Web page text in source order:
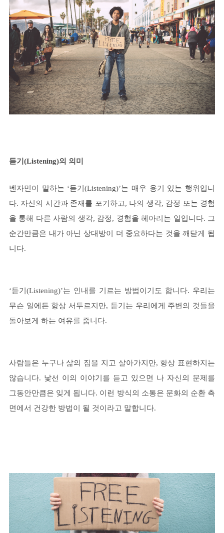
듣기(Listening)의 의미
벤자민이 말하는 ‘듣기(Listening)’는 매우 용기 있는 행위입니
다. 자신의 시간과 존재를 포기하고, 나의 생각, 감정 또는 경험
을 통해 다른 사람의 생각, 감정, 경험을 헤아리는 일입니다. 그
순간만큼은 내가 아닌 상대방이 더 중요하다는 것을 깨닫게 됩
니다.
‘듣기(Listening)’는 인내를 기르는 방법이기도 합니다. 우리는
무슨 일에든 항상 서두르지만, 듣기는 우리에게 주변의 것들을
돌아보게 하는 여유를 줍니다.
사람들은 누구나 삶의 짐을 지고 살아가지만, 항상 표현하지는
않습니다. 낯선 이의 이야기를 듣고 있으면 나 자신의 문제를
그동안만큼은 잊게 됩니다. 이런 방식의 소통은 문화의 순환 측
면에서 건강한 방법이 될 것이라고 말합니다.